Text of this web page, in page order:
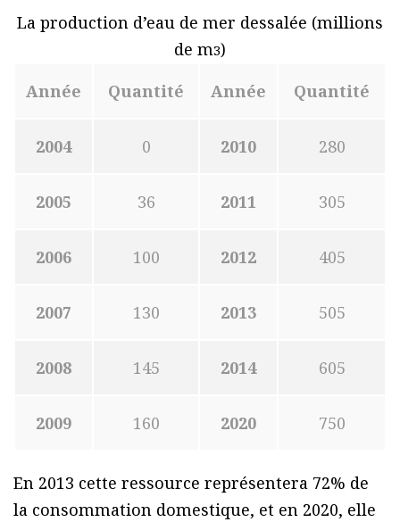
La production d’eau de mer dessalée (millions
de m3)
Année
Quantité Année Quantité
2004 0 2010 280
2005 36 2011 305
2006 100 2012 405
2007 130 2013 505
2008 145 2014 605
2009 160 2020 750
En 2013 cette ressource représentera 72% de
la consommation domestique, et en 2020, elle